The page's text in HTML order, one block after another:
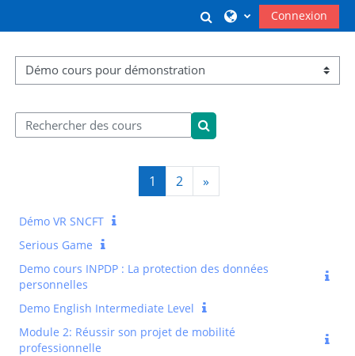
Activer/désactiver
Connexion
Catégories de cours
Rechercher des cours
Rechercher des cours
1 Page 1
2Page 2
»Page suivante
Démo VR SNCFT
Serious Game
Demo cours INPDP : La protection des données
personnelles
Demo English Intermediate Level
Module 2: Réussir son projet de mobilité
professionnelle